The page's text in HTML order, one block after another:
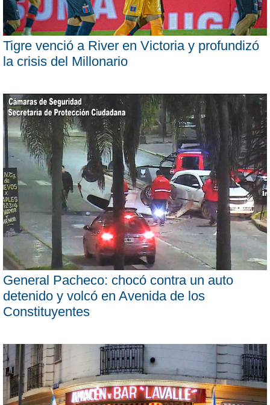
Tigre venció a River en Victoria y profundizó
la crisis del Millonario
General Pacheco: chocó contra un auto
detenido y volcó en Avenida de los
Constituyentes